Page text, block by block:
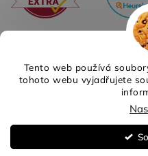
Tento web používá
tohoto webu vyjadřujete
Furnituro